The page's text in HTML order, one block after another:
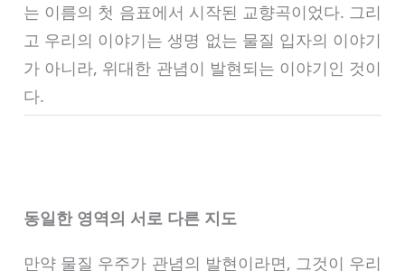
는 이름의 첫 음표에서 시작된 교향곡이었다. 그리
고 우리의 이야기는 생명 없는 물질 입자의 이야기
가 아니라, 위대한 관념이 발현되는 이야기인 것이
다.
동일한 영역의 서로 다른 지도
만약 물질 우주가 관념의 발현이라면, 그것이 우리